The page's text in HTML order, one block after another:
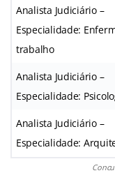
Analista Judiciário –
Especialidade:
trabalho
Analista Judiciário –
Especialidade:
Analista Judiciário –
Especialidade: